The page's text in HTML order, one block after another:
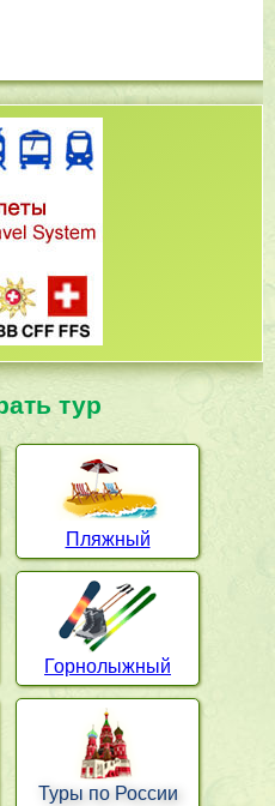
тур
Пляжный
Горнолыжный
Туры по России